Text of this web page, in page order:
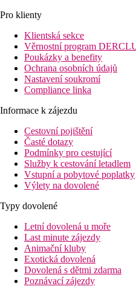
Pro klienty
Klientská sekce
Věrnostní program
Poukázky a benefity
Ochrana osobních údajů
Nastavení soukromí
Compliance linka
Informace k zájezdu
Cestovní pojištění
Časté dotazy
Podmínky pro cestující
Služby k cestování letadlem
Vstupní a pobytové poplatky
Výlety na dovolené
Typy dovolené
Letní dovolená u moře
Last minute zájezdy
Animační kluby
Exotická dovolená
Dovolená s dětmi zdarma
Poznávací zájezdy